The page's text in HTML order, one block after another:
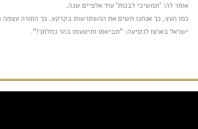
אומר לה: 'תמשיכי לבכות' עוד אלפיים שנה.
כמו העץ, כך אנחנו חשים את ההשתרשות בקרקע. כך התורה
ישראל בארצו לנטיעה: "תביאמו ותיטעמו בהר נחלתך!".